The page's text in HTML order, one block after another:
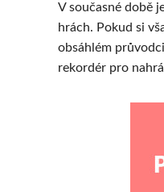
V současné době
hrách. Pokud si
obsáhlém
rekordér pro